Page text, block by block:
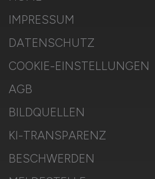
IMPRESSUM
DATENSCHUTZ
COOKIE-EINSTELLUNGEN
AGB
BILDQUELLEN
KI-TRANSPARENZ
BESCHWERDEN